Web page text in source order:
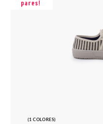
(1 COLORES)